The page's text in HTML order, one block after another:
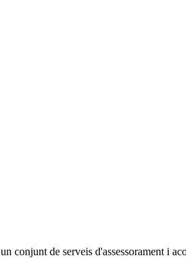
conjunt de serveis d'assessorament i